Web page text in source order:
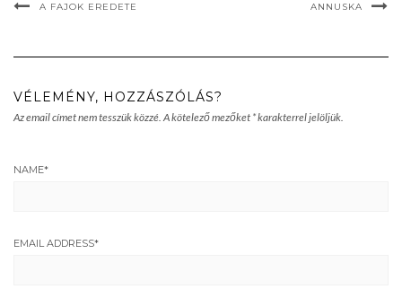
A FAJOK EREDETE ANNUSKA
VÉLEMÉNY, HOZZÁSZÓLÁS?
Az email címet nem tesszük közzé. A kötelező mezőket *karakterrel jelöljük.
NAME*
EMAIL ADDRESS*